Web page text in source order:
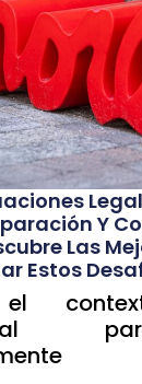
Y
Las
Estos
el